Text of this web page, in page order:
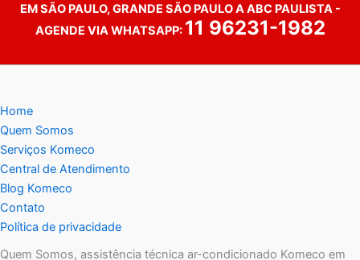
EM SÃO PAULO, GRANDE SÃO PAULO A ABC PAULISTA -
AGENDE VIA WHATSAPP: 11 96231-1982
Home
Quem Somos
Serviços Komeco
Central de Atendimento
Blog Komeco
Contato
Política de privacidade
Quem Somos, assistência técnica ar-condicionado Komeco em